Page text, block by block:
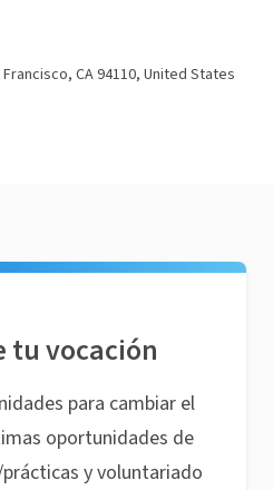
CA 94110, United States
tu vocación
para cambiar el
oportunidades de
y voluntariado